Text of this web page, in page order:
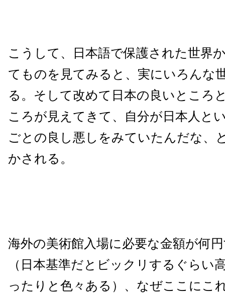
こうして、日本語で保護された世界
てものを見てみると、実にいろんな
る。そして改めて日本の良いところ
ころが見えてきて、自分が日本人と
ごとの良し悪しをみていたんだな、
かされる。
海外の美術館入場に必要な金額が何
（日本基準だとビックリするぐらい
ったりと色々ある）、なぜここにこ